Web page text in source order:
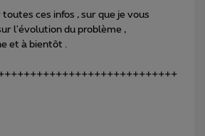
ces infos , sur que je vous
l'évolution du problème ,
et à bientôt .